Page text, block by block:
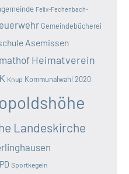
Felix-Fechenbach-
Gemeindebücherei
Asemissen
Heimatverein
Knup Kommunalwahl 2020
Landeskirche
Sportkegeln